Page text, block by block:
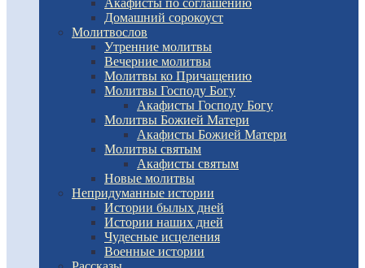
Акафисты по соглашению
Домашний сорокоуст
Молитвослов
Утренние молитвы
Вечерние молитвы
Молитвы ко Причащению
Молитвы Господу Богу
Акафисты Господу Богу
Молитвы Божией Матери
Акафисты Божией Матери
Молитвы святым
Акафисты святым
Новые молитвы
Непридуманные истории
Истории былых дней
Истории наших дней
Чудесные исцеления
Военные истории